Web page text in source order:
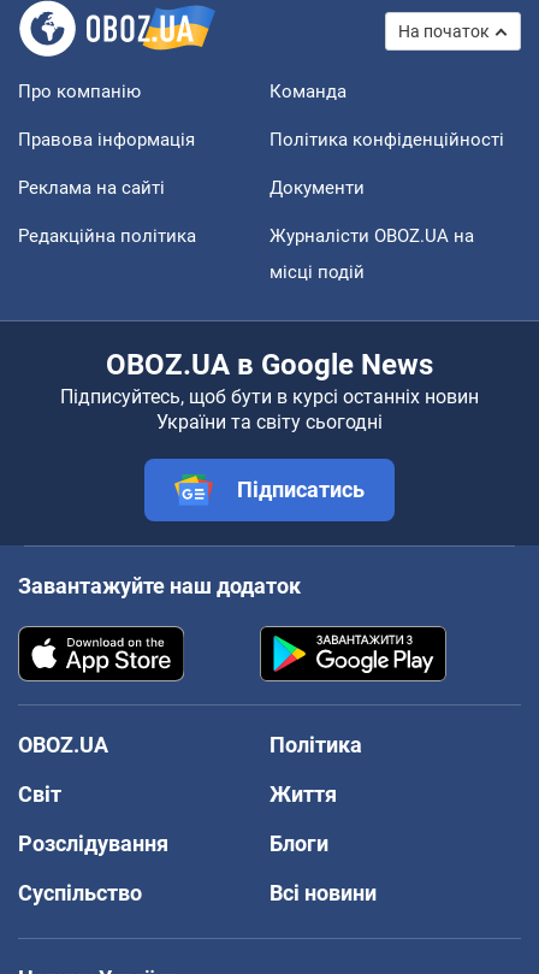
На початок
Про компанію Команда
Правова інформація Політика конфіденційності
Реклама на сайті Документи
Редакційна політика
Журналісти OBOZ.UA на
місці подій
OBOZ.UA в Google News
Підписуйтесь, щоб бути в курсі останніх новин
України та світу сьогодні
Підписатись
Завантажуйте наш додаток
OBOZ.UA
Політика
Світ
Життя
Розслідування
Блоги
Суспільство
Всі новини